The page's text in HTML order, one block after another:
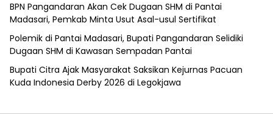
BPN Pangandaran Akan Cek Dugaan SHM di Pantai
Madasari, Pemkab Minta Usut Asal-usul Sertifikat
Polemik di Pantai Madasari, Bupati Pangandaran Selidiki
Dugaan SHM di Kawasan Sempadan Pantai
Bupati Citra Ajak Masyarakat Saksikan Kejurnas Pacuan
Kuda Indonesia Derby 2026 di Legokjawa